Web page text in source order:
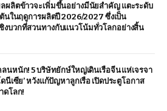
ผลิตข้าวจะเพิ่มขึ้นอย่างมีนัยสำคัญ แตะระดับ
นในฤดูการผลิตปี 2026/2027 ซึ่งเป็น
บวกที่สวนทางกับแนวโน้มทั่วโลกอย่างสิ้น
นหนัก! 5 บริษัทยักษ์ใหญ่เดินเรือจีน แห่เจรจา
นีเซีย’ หวังแก้ปัญหาลูกเรือ เปิดประตูโอกาส
ดโลก!